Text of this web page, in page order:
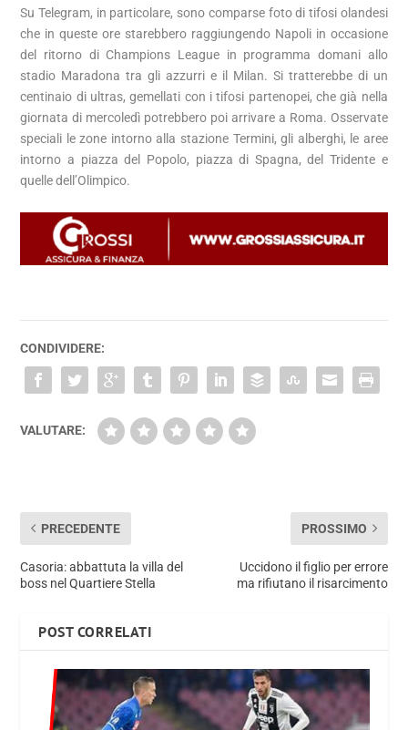
Su Telegram, in particolare, sono comparse foto di tifosi olandesi
che in queste ore starebbero raggiungendo Napoli in occasione
del ritorno di Champions League in programma domani allo
stadio Maradona tra gli azzurri e il Milan. Si tratterebbe di un
centinaio di ultras, gemellati con i tifosi partenopei, che già nella
giornata di mercoledì potrebbero poi arrivare a Roma. Osservate
speciali le zone intorno alla stazione Termini, gli alberghi, le aree
intorno a piazza del Popolo, piazza di Spagna, del Tridente e
quelle dell’Olimpico.
CONDIVIDERE:
VALUTARE:
PRECEDENTE
Casoria: abbattuta la villa del
boss nel Quartiere Stella
PROSSIMO
Uccidono il figlio per errore
ma rifiutano il risarcimento
POST CORRELATI